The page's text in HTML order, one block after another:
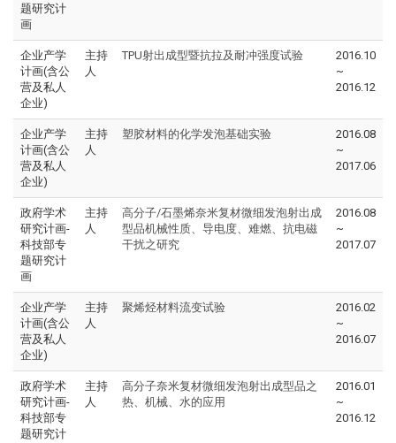
题研究计
画
企业产学
计画(含公
营及私人
企业)
主持
人
TPU射出成型暨抗拉及耐冲强度试验
2016.10
~
2016.12
企业产学
计画(含公
营及私人
企业)
主持
人
塑胶材料的化学发泡基础实验
2016.08
~
2017.06
政府学术
研究计画-
科技部专
题研究计
画
主持
人
高分子/石墨烯奈米复材微细发泡射出成
型品机械性质、导电度、难燃、抗电磁
干扰之研究
2016.08
~
2017.07
企业产学
计画(含公
营及私人
企业)
主持
人
聚烯烃材料流变试验
2016.02
~
2016.07
政府学术
研究计画-
科技部专
题研究计
主持
人
高分子奈米复材微细发泡射出成型品之
热、机械、水的应用
2016.01
~
2016.12